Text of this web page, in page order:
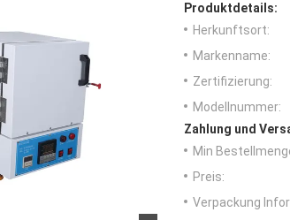
Produktdetails:
Herkunftsort:
Markenname:
Zertifizierung:
Modellnummer:
Zahlung und
Min
Preis:
Verpackung